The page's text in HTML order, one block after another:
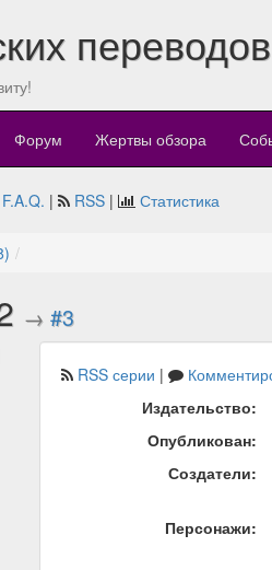
Форум Жертвы обзора
F.A.Q. | RSS | Статистика
→ #3
RSS серии |
Издательство:
Опубликован:
Создатели:
Персонажи: